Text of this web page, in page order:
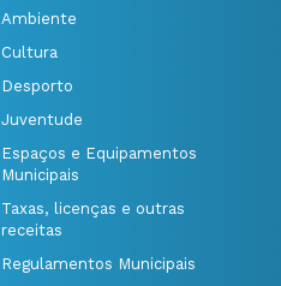
Ambiente
Cultura
Desporto
Juventude
Espaços e Equipamentos
Municipais
Taxas, licenças e outras
receitas
Regulamentos Municipais